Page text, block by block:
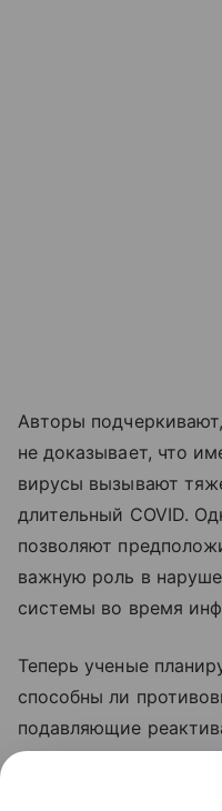
Авторы
не доказывает, что
вирусы вызывают
длительный COVID.
позволяют
важную роль в
системы во время
Теперь ученые
способны ли
подавляющие
уменьшить риск